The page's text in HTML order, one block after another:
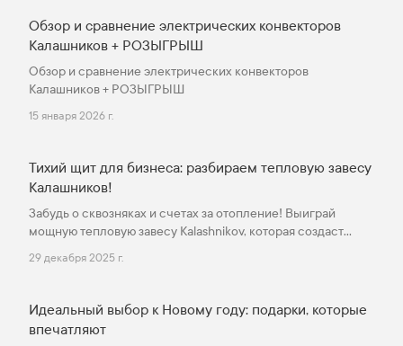
Обзор и сравнение электрических конвекторов
Калашников + РОЗЫГРЫШ
Обзор и сравнение электрических конвекторов
Калашников + РОЗЫГРЫШ
15 января 2026 г.
Тихий щит для бизнеса: разбираем тепловую завесу
Калашников!
Забудь о сквозняках и счетах за отопление! Выиграй
мощную тепловую завесу Kalashnikov, которая создаст
холодной улицей.
29 декабря 2025 г.
Идеальный выбор к Новому году: подарки, которые
впечатляют